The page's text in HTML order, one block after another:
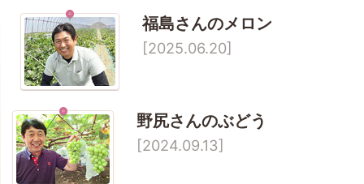
福島さんのメロン
[2025.06.20]
野尻さんのぶどう
[2024.09.13]